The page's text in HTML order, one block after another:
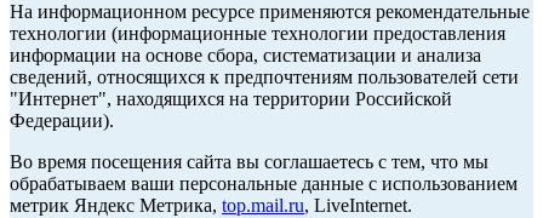
На информационном ресурсе применяются рекомендательные
технологии (информационные технологии предоставления
информации на основе сбора, систематизации и анализа
сведений, относящихся к предпочтениям пользователей сети
"Интернет", находящихся на территории Российской
Федерации).
Во время посещения сайта вы соглашаетесь с тем, что мы
обрабатываем ваши персональные данные с использованием
метрик Яндекс Метрика, top.mail.ru, LiveInternet.